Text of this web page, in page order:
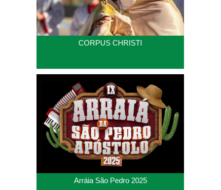
CORPUS CHRISTI
Arráia São Pedro 2025